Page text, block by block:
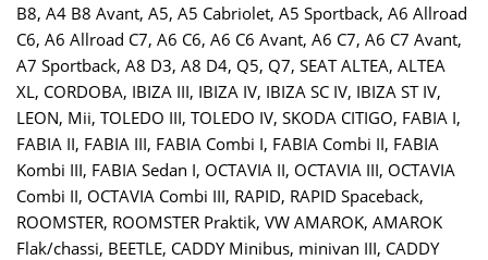
B8, A4 B8 Avant, A5, A5 Cabriolet, A5 Sportback, A6 Allroad
C6, A6 Allroad C7, A6 C6, A6 C6 Avant, A6 C7, A6 C7 Avant,
A7 Sportback, A8 D3, A8 D4, Q5, Q7, SEAT ALTEA, ALTEA
XL, CORDOBA, IBIZA III, IBIZA IV, IBIZA SC IV, IBIZA ST IV,
LEON, Mii, TOLEDO III, TOLEDO IV, SKODA CITIGO, FABIA I,
FABIA II, FABIA III, FABIA Combi I, FABIA Combi II, FABIA
Kombi III, FABIA Sedan I, OCTAVIA II, OCTAVIA III, OCTAVIA
Combi II, OCTAVIA Combi III, RAPID, RAPID Spaceback,
ROOMSTER, ROOMSTER Praktik, VW AMAROK, AMAROK
Flak/chassi, BEETLE, CADDY Minibus, minivan III, CADDY